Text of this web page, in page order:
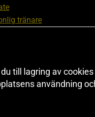
tränare
Friday
& Övningar
till lagring av
användning